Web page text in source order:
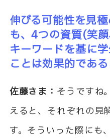
伸びる可能性を見
も、4つの資質(笑
キーワードを基に
ことは効果的であ
佐藤さま： そうですね
えると、それぞれの見
す。そういった際にも